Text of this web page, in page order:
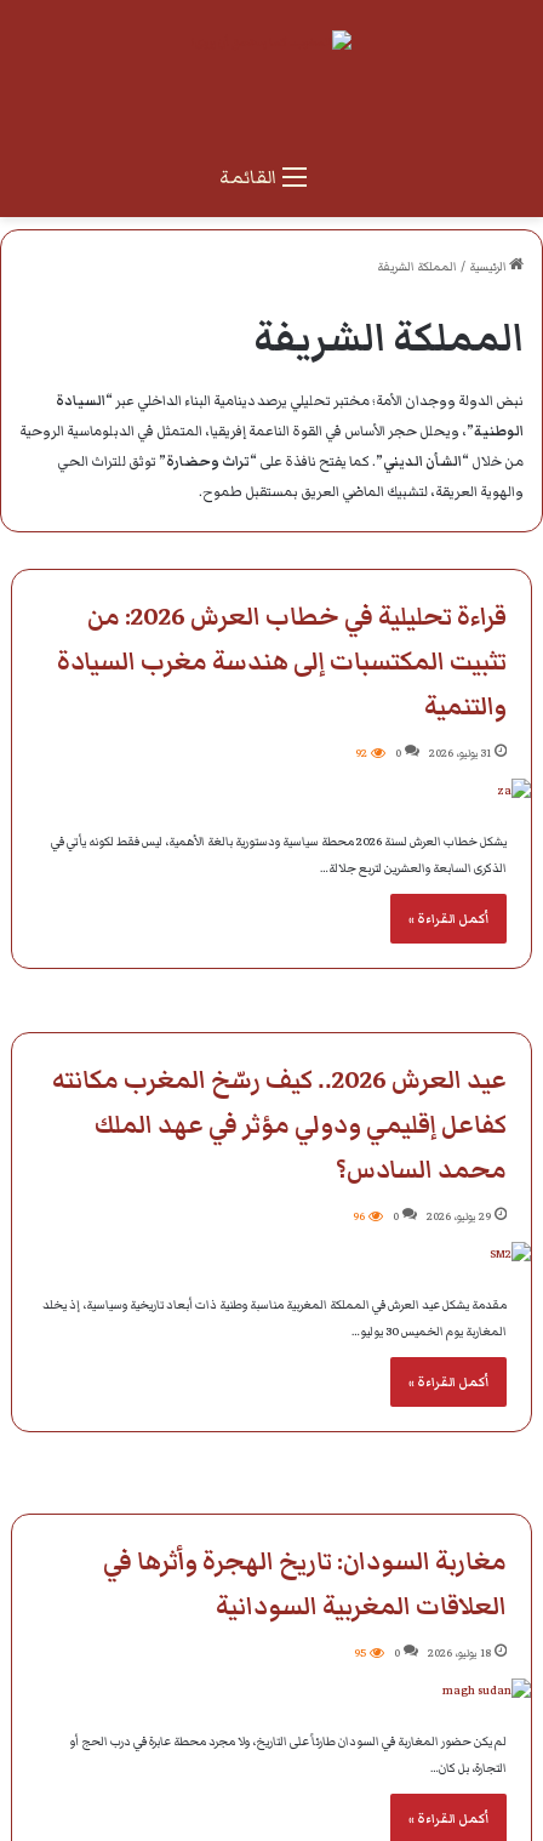
القائمة
الرئيسية / المملكة الشريفة
المملكة الشريفة
نبض الدولة ووجدان الأمة؛ مختبر تحليلي يرصد دينامية البناء الداخلي عبر “السيادة
الوطنية”، ويحلل حجر الأساس في القوة الناعمة إفريقيا، المتمثل في الدبلوماسية الروحية
من خلال “الشأن الديني”. كما يفتح نافذة على “تراث وحضارة” توثق للتراث الحي
والهوية العريقة، لتشبيك الماضي العريق بمستقبل طموح.
قراءة تحليلية في خطاب العرش 2026: من
تثبيت المكتسبات إلى هندسة مغرب السيادة
والتنمية
31 يوليو، 2026 0
92
يشكل خطاب العرش لسنة 2026 محطة سياسية ودستورية بالغة الأهمية، ليس فقط لكونه يأتي في
الذكرى السابعة والعشرين لتربع جلالة…
أكمل القراءة »
عيد العرش 2026.. كيف رسّخ المغرب مكانته
كفاعل إقليمي ودولي مؤثر في عهد الملك
محمد السادس؟
29 يوليو، 2026 0
96
مقدمة يشكل عيد العرش في المملكة المغربية مناسبة وطنية ذات أبعاد تاريخية وسياسية، إذ يخلد
المغاربة يوم الخميس 30 يوليو…
أكمل القراءة »
مغاربة السودان: تاريخ الهجرة وأثرها في
العلاقات المغربية السودانية
18 يوليو، 2026 0
95
لم يكن حضور المغاربة في السودان طارئاً على التاريخ، ولا مجرد محطة عابرة في درب الحج أو
التجارة، بل كان…
أكمل القراءة »